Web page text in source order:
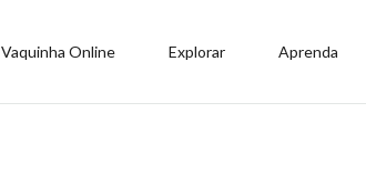
Vaquinha Online Explorar Aprenda